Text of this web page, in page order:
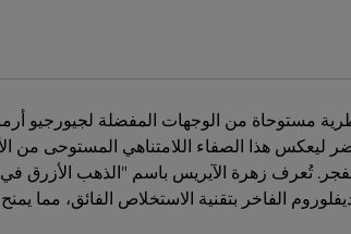
مستوحاة من الوجهات المفضلة لجيورجيو
ليعكس هذا الصفاء اللامتناهي المستوحى من
تُعرف زهرة الآيريس باسم "الذهب الأزرق
الفاخر بتقنية الاستخلاص الفائق، مما